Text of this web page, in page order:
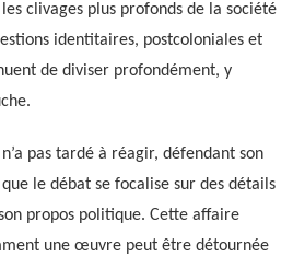
clivages plus profonds de la société
identitaires, postcoloniales et
de diviser profondément, y
pas tardé à réagir, défendant son
le débat se focalise sur des détails
propos politique. Cette affaire
une œuvre peut être détournée